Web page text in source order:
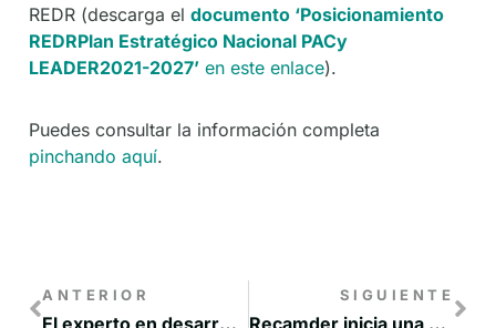
REDR (descarga el documento ‘Posicionamiento
REDRPlan Estratégico Nacional PACy
LEADER2021-2027’ en este enlace).
Puedes consultar la información completa
pinchando aquí.
ANTERIOR
El experto en desarrollo rural José Luis Peralta será el nuevo gerente de RECAMDER a partir de agosto
SIGUIENTE
Recamder inicia una campaña de promoción del mundo rural para atraer a visitantes y nuevos habitantes